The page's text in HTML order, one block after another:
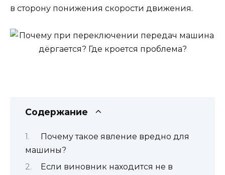
в сторону понижения скорости движения.
Содержание
Почему такое явление вредно для
машины?
Если виновник находится не в